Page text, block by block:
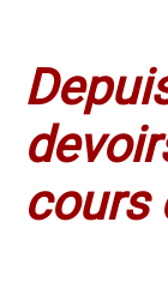
cours